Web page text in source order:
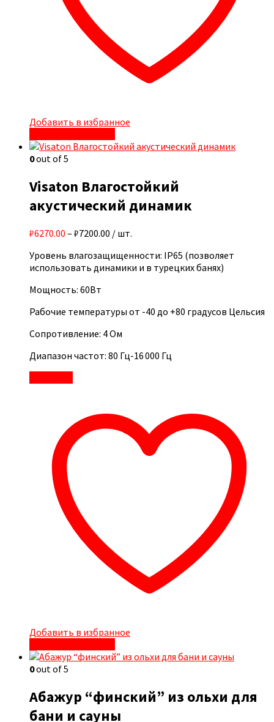
Добавить в избранное
0out of 5
Visaton Влагостойкий
акустический динамик
₽6270.00 – ₽7200.00 / шт.
Уровень влагозащищенности: IP65 (позволяет
использовать динамики и в турецких банях)
Мощность: 60Вт
Рабочие температуры от -40 до +80 градусов Цельсия
Сопротивление: 4 Ом
Диапазон частот: 80 Гц-16 000 Гц
Добавить в избранное
0out of 5
Абажур “финский” из ольхи для
бани и сауны